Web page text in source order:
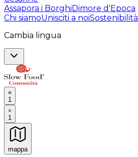
Assapora i BorghiDimore d'Epoca
Chi siamoUnisciti a noiSostenibilità
Cambia lingua
1
1
mappa